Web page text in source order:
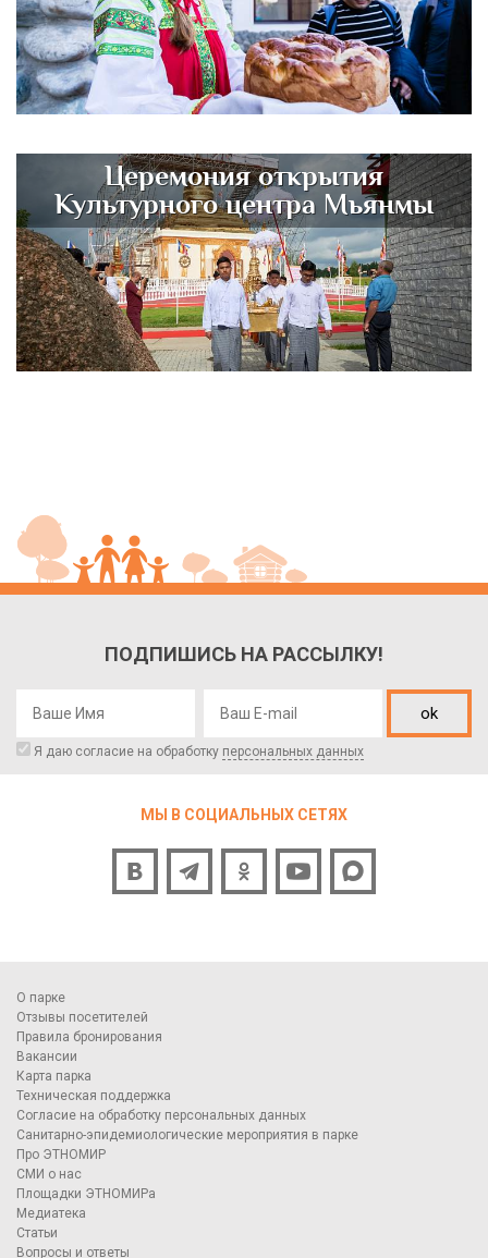
Церемония открытия
Культурного центра Мьянмы
ПОДПИШИСЬ НА РАССЫЛКУ!
ok
Я даю согласие на обработку персональных данных
МЫ В СОЦИАЛЬНЫХ СЕТЯХ
О парке
Отзывы посетителей
Правила бронирования
Вакансии
Карта парка
Техническая поддержка
Согласие на обработку персональных данных
Санитарно-эпидемиологические мероприятия в парке
Про ЭТНОМИР
СМИ о нас
Площадки ЭТНОМИРа
Медиатека
Статьи
Вопросы и ответы